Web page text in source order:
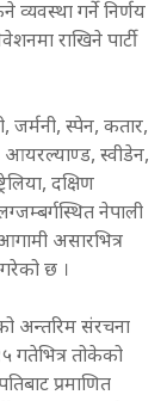
व्यवस्था गर्ने निर्णय
राखिने पार्टी
स्पेन, कतार,
आयरल्याण्ड, स्वीडेन,
दक्षिण
नेपाली
असारभित्र
छ ।
अन्तरिम संरचना
गतेभित्र तोकेको
प्रमाणित